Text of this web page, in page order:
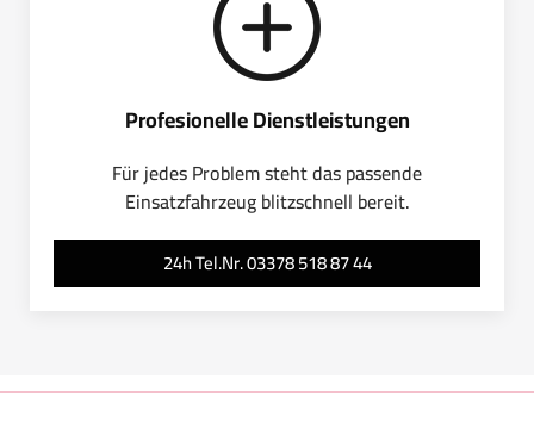
Profesionelle Dienstleistungen
Für jedes Problem steht das passende
Einsatzfahrzeug blitzschnell bereit.
24h Tel.Nr. 03378 518 87 44